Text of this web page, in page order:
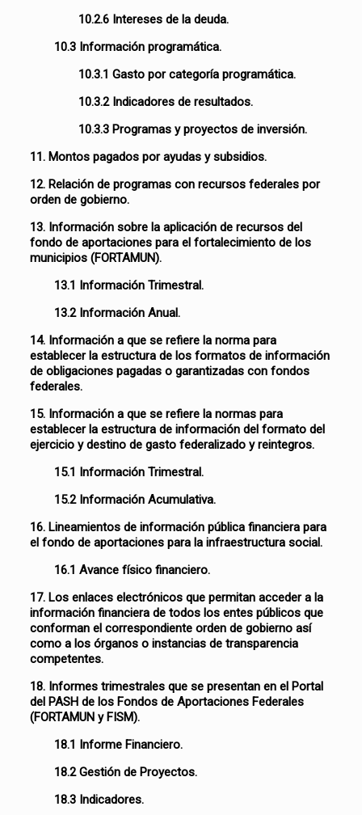
10.2.6 Intereses de la deuda.
10.3 Información programática.
10.3.1 Gasto por categoría programática.
10.3.2 Indicadores de resultados.
10.3.3 Programas y proyectos de inversión.
11. Montos pagados por ayudas y subsidios.
12. Relación de programas con recursos federales por
orden de gobierno.
13. Información sobre la aplicación de recursos del
fondo de aportaciones para el fortalecimiento de los
municipios (FORTAMUN).
13.1 Información Trimestral.
13.2 Información Anual.
14. Información a que se refiere la norma para
establecer la estructura de los formatos de información
de obligaciones pagadas o garantizadas con fondos
federales.
15. Información a que se refiere la normas para
establecer la estructura de información del formato del
ejercicio y destino de gasto federalizado y reintegros.
15.1 Información Trimestral.
15.2 Información Acumulativa.
16. Lineamientos de información pública financiera para
el fondo de aportaciones para la infraestructura social.
16.1 Avance físico financiero.
17. Los enlaces electrónicos que permitan acceder a la
información financiera de todos los entes públicos que
conforman el correspondiente orden de gobierno así
como a los órganos o instancias de transparencia
competentes.
18. Informes trimestrales que se presentan en el Portal
del PASH de los Fondos de Aportaciones Federales
(FORTAMUN y FISM).
18.1 Informe Financiero.
18.2 Gestión de Proyectos.
18.3 Indicadores.